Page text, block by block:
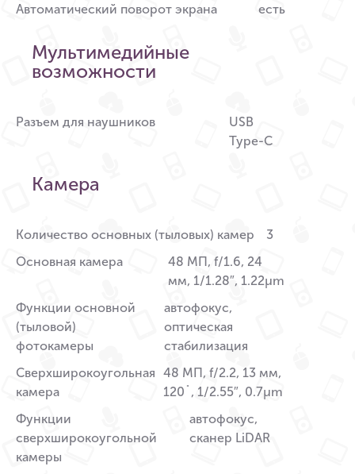
Автоматический поворот экрана
есть
Мультимедийные
возможности
Разъем для наушников
USB
Type-C
Камера
Количество основных (тыловых) камер
3
Основная камера
48 МП, f/1.6, 24
мм, 1/1.28″, 1.22µm
Функции основной
(тыловой)
фотокамеры
автофокус,
оптическая
стабилизация
Сверхширокоугольная
камера
48 МП, f/2.2, 13 мм,
120˚, 1/2.55″, 0.7µm
Функции
сверхширокоугольной
камеры
автофокус,
сканер LiDAR